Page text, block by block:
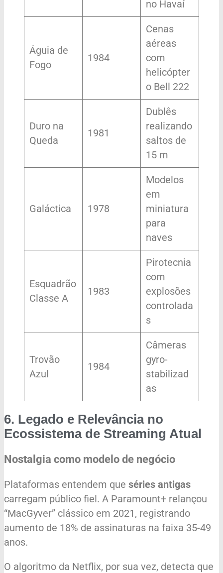
no Havaí
Águia de
Fogo
1984
Cenas
aéreas
com
helicópter
o Bell 222
Duro na
Queda
1981
Dublês
realizando
saltos de
15 m
Galáctica 1978
Modelos
em
miniatura
para
naves
Esquadrão
Classe A
1983
Pirotecnia
com
explosões
controlada
s
Trovão
Azul
1984
Câmeras
gyro-
stabilizad
as
6. Legado e Relevância no
Ecossistema de Streaming Atual
Nostalgia como modelo de negócio
Plataformas entendem que séries antigas
carregam público fiel. A Paramount+ relançou
“MacGyver” clássico em 2021, registrando
aumento de 18% de assinaturas na faixa 35-49
anos.
O algoritmo da Netflix, por sua vez, detecta que